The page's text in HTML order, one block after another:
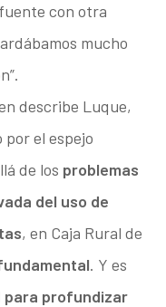
con otra
mucho
describe Luque,
por el espejo
de los problemas
del uso de
, en Caja Rural de
. Y es
para profundizar